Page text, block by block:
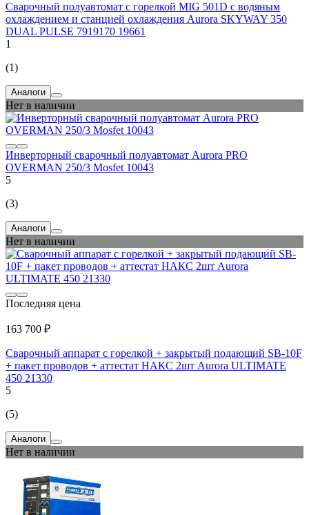
Сварочный полуавтомат с горелкой MIG 501D с водяным
охлаждением и станцией охлаждения Aurora SKYWAY 350
DUAL PULSE 7919170 19661
1
(1)
Аналоги
Нет в наличии
Инверторный сварочный полуавтомат Aurora PRO
OVERMAN 250/3 Mosfet 10043
5
(3)
Аналоги
Нет в наличии
Последняя цена
163 700 ₽
Сварочный аппарат с горелкой + закрытый подающий SB-10F
+ пакет проводов + аттестат НАКС 2шт Aurora ULTIMATE
450 21330
5
(5)
Аналоги
Нет в наличии